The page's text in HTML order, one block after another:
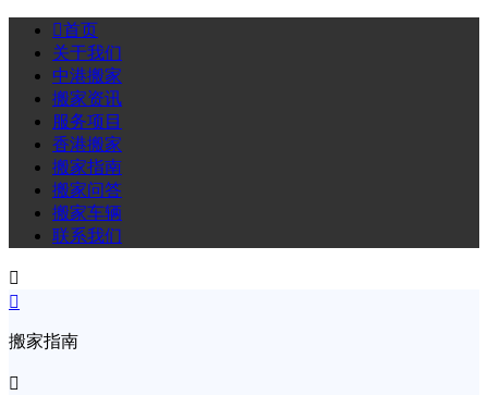
首页
关于我们
中港搬家
搬家资讯
服务项目
香港搬家
搬家指南
搬家问答
搬家车辆
联系我们


搬家指南
